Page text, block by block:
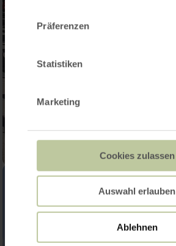
Präferenzen
Statistiken
Marketing
Cookies zulassen
Auswahl erlauben
Ablehnen